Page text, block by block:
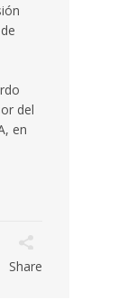
del
en
Share